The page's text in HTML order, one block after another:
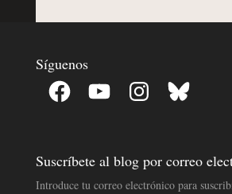
Síguenos
Facebook YouTube InstagramBluesky
Suscríbete al blog por correo
Introduce tu correo electrónico para